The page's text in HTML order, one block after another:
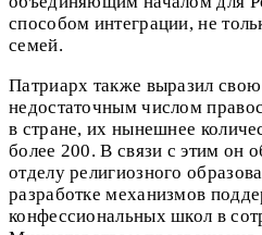
способом интеграции, не
семей.
Патриарх также выразил
недостаточным числом
в стране, их нынешнее
более 200. В связи с этим он
отделу религиозного
разработке механизмов
конфессиональных школ в